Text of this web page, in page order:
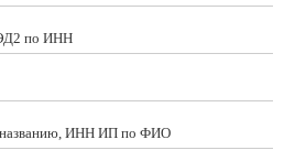
по ИНН
названию, ИНН ИП по ФИО